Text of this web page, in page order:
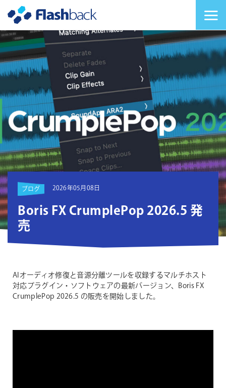
ブログ 2026年05月08日
Boris FX CrumplePop 2026.5 発
売
AIオーディオ修復と音源分離ツールを収録するマルチホスト
対応プラグイン・ソフトウェアの最新バージョン、Boris FX
CrumplePop 2026.5 の販売を開始しました。